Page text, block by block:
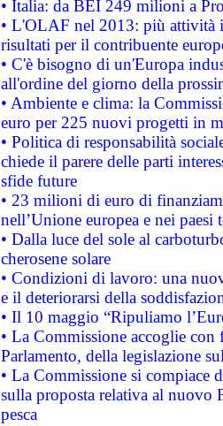
• Italia: da BEI 249 milioni a
• L'OLAF nel 2013: più attività
risultati per il contribuente
• C'è bisogno di un'Europa
all'ordine del giorno della
• Ambiente e clima: la
euro per 225 nuovi progetti in
• Politica di responsabilità
chiede il parere delle parti
sfide future
• 23 milioni di euro di
nell’Unione europea e nei paesi
• Dalla luce del sole al
cherosene solare
• Condizioni di lavoro: una
e il deteriorarsi della
• Il 10 maggio “Ripuliamo
• La Commissione accoglie
Parlamento, della legislazione
• La Commissione si compiace
sulla proposta relativa al nuovo
pesca